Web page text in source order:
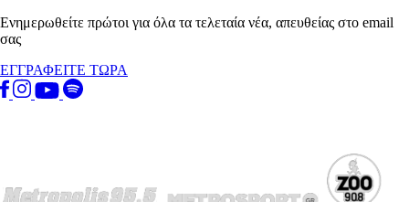
Ενημερωθείτε πρώτοι για όλα τα τελεταία νέα, απευθείας στο email
σας
ΕΓΓΡΑΦΕΙΤΕ ΤΩΡΑ